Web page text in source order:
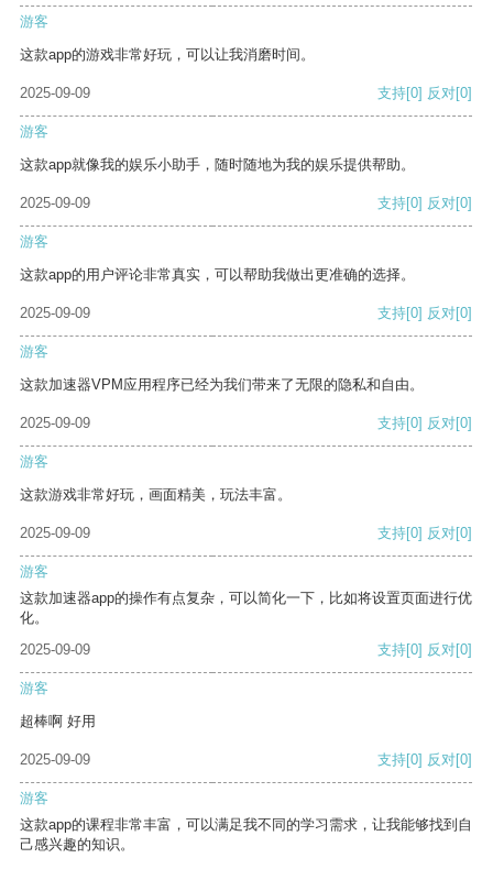
游客
这款app的游戏非常好玩，可以让我消磨时间。
2025-09-09 支持[0] 反对[0]
游客
这款app就像我的娱乐小助手，随时随地为我的娱乐提供帮助。
2025-09-09 支持[0] 反对[0]
游客
这款app的用户评论非常真实，可以帮助我做出更准确的选择。
2025-09-09 支持[0] 反对[0]
游客
这款加速器VPM应用程序已经为我们带来了无限的隐私和自由。
2025-09-09 支持[0] 反对[0]
游客
这款游戏非常好玩，画面精美，玩法丰富。
2025-09-09 支持[0] 反对[0]
游客
这款加速器app的操作有点复杂，可以简化一下，比如将设置页面进行优
化。
2025-09-09
支持[0] 反对[0]
游客
超棒啊 好用
2025-09-09 支持[0] 反对[0]
游客
这款app的课程非常丰富，可以满足我不同的学习需求，让我能够找到自
己感兴趣的知识。